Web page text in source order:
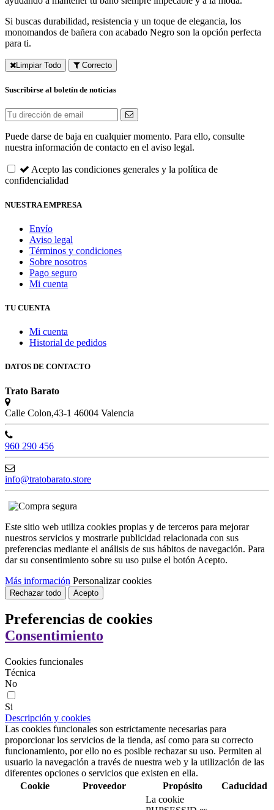
Si buscas durabilidad, resistencia y un toque de elegancia, los
monomandos de bañera con acabado Negro son la opción perfecta
para ti.
Limpiar Todo Correcto
Suscribirse al boletín de noticias
Puede darse de baja en cualquier momento. Para ello, consulte
nuestra información de contacto en el aviso legal.
Acepto las condiciones generales y la política de
confidencialidad
NUESTRA EMPRESA
Envío
Aviso legal
Términos y condiciones
Sobre nosotros
Pago seguro
Mi cuenta
TU CUENTA
Mi cuenta
Historial de pedidos
DATOS DE CONTACTO
Trato Barato
Calle Colon,43-1 46004 Valencia
960 290 456
info@tratobarato.store
Este sitio web utiliza cookies propias y de terceros para mejorar
nuestros servicios y mostrarle publicidad relacionada con sus
preferencias mediante el análisis de sus hábitos de navegación. Para
dar su consentimiento sobre su uso pulse el botón Acepto.
Más información Personalizar cookies
Rechazar todo Acepto
Preferencias de cookies
Consentimiento
Cookies funcionales
Técnica
No
Si
Descripción y cookies
Las cookies funcionales son estrictamente necesarias para
proporcionar los servicios de la tienda, así como para su correcto
funcionamiento, por ello no es posible rechazar su uso. Permiten al
usuario la navegación a través de nuestra web y la utilización de las
diferentes opciones o servicios que existen en ella.
Cookie
Proveedor Propósito
Caducidad
La cookie